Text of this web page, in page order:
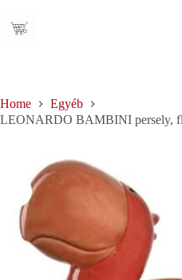
content
Home
Egyéb
LEONARDO BAMBINI persely,